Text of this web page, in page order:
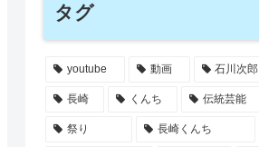
タグ
youtube 動画 石川次郎
長崎 くんち 伝統芸能
祭り 長崎くんち